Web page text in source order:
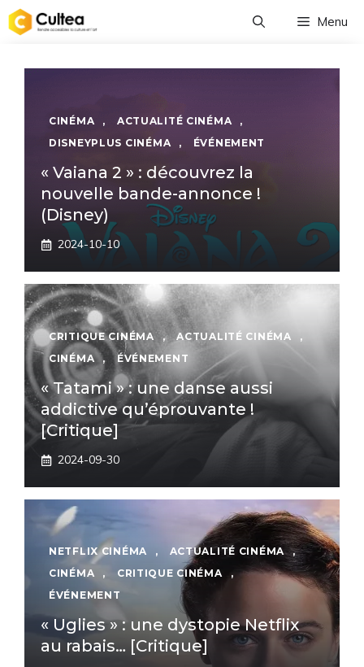
Aller
au
Menu
CINÉMA , ACTUALITÉ CINÉMA
,
DISNEYPLUS CINÉMA
, ÉVÉNEMENT
« Vaiana 2 » : découvrez la
nouvelle bande-annonce !
(Disney)
2024-10-10
CRITIQUE CINÉMA , ACTUALITÉ CINÉMA
,
CINÉMA
, ÉVÉNEMENT
« Tatami » : une danse aussi
addictive qu’éprouvante !
[Critique]
2024-09-30
NETFLIX CINÉMA , ACTUALITÉ CINÉMA
,
CINÉMA
, CRITIQUE CINÉMA
,
ÉVÉNEMENT
« Uglies » : une dystopie Netflix
au rabais… [Critique]